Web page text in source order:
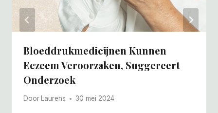
Bloeddrukmedicijnen Kunnen
Eczeem Veroorzaken, Suggereert
Onderzoek
Door Laurens 30 mei 2024